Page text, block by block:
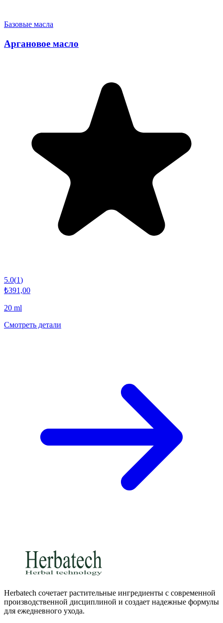
Базовые масла
Аргановое масло
5.0(1)
₺391,00
20 ml
Смотреть детали
Herbatech сочетает растительные ингредиенты с современной
производственной дисциплиной и создает надежные формулы
для ежедневного ухода.